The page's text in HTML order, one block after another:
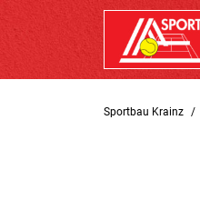
Sportbau Krainz